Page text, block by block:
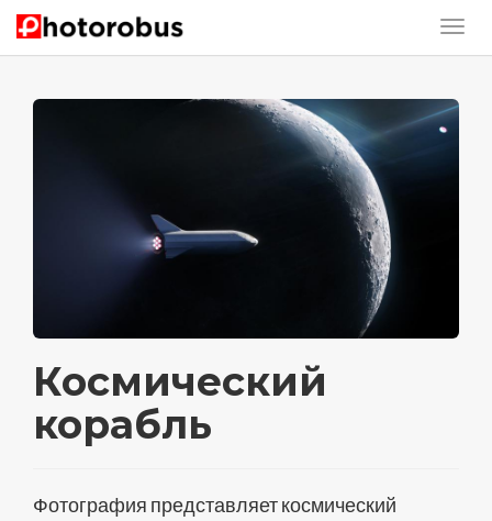
Космический
корабль
Фотография представляет космический